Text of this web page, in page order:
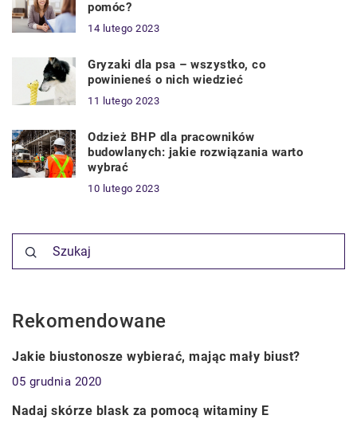
pomóc?
14 lutego 2023
Gryzaki dla psa – wszystko, co
powinieneś o nich wiedzieć
11 lutego 2023
Odzież BHP dla pracowników
budowlanych: jakie rozwiązania warto
wybrać
10 lutego 2023
Rekomendowane
CZŁOWIEK I STYL
Jakie biustonosze wybierać, mając mały biust?
05 grudnia 2020
ZDROWIE
Nadaj skórze blask za pomocą witaminy E